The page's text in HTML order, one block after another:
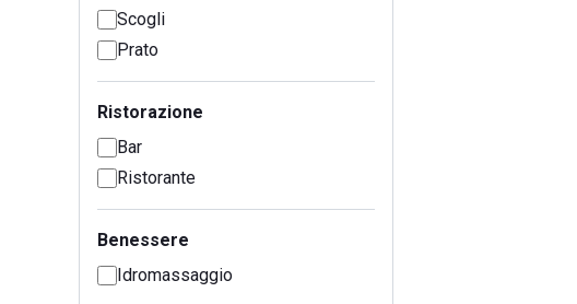
Scogli
Prato
Ristorazione
Bar
Ristorante
Benessere
Idromassaggio